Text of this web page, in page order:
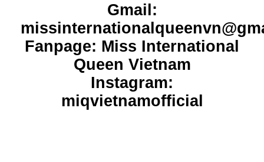
Gmail:
Fanpage: Miss International
Queen Vietnam
Instagram:
miqvietnamofficial